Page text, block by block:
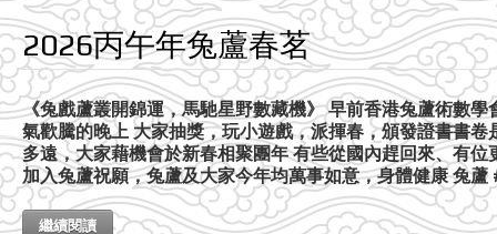
2026丙午年兔蘆春茗
《兔戲蘆叢開錦運，馬馳星野數藏機》 早前香港兔蘆術數
氣歡騰的晚上 大家抽獎，玩小遊戲，派揮春，頒發證書書
多遠，大家藉機會於新春相聚團年 有些從國內趕回來、有
加入兔蘆祝願，兔蘆及大家今年均萬事如意，身體健康 兔蘆
繼續閱讀